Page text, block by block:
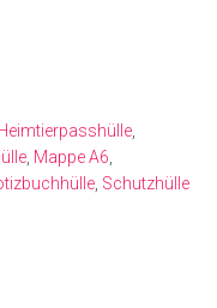
Mappe A6
Schutzhülle